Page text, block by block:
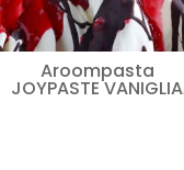
Aroompasta
JOYPASTE VANIGLIA